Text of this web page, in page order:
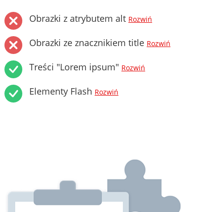
Obrazki z atrybutem alt Rozwiń
Obrazki ze znacznikiem title Rozwiń
Treści "Lorem ipsum" Rozwiń
Elementy Flash Rozwiń